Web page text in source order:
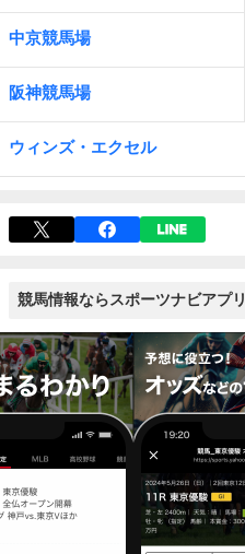
中京競馬場
阪神競馬場
ウィンズ・エクセル
競馬情報ならスポーツナビアプリ